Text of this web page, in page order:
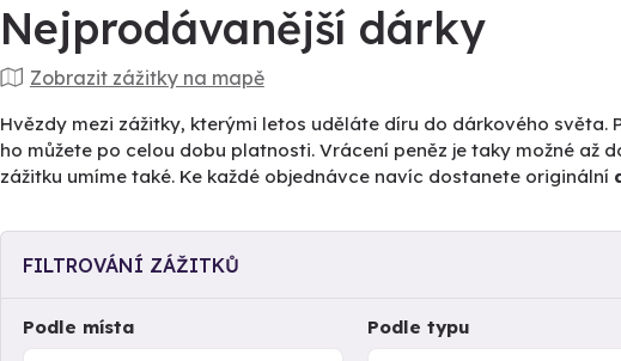
Nejprodávanější dárky
Zobrazit zážitky na mapě
Hvězdy mezi zážitky, kterými letos uděláte díru do dárkového světa.
ho můžete po celou dobu platnosti. Vrácení peněz je taky možné až
zážitku umíme také. Ke každé objednávce navíc dostanete originální
FILTROVÁNÍ ZÁŽITKŮ
Podle místa Podle typu